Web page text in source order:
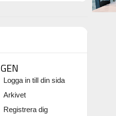
Logga in till din sida
Arkivet
Registrera dig